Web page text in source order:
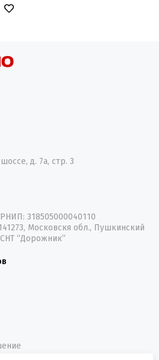
д. 7а, стр. 3
318505000040110
Московскя обл., Пушкинский
“Дорожник”